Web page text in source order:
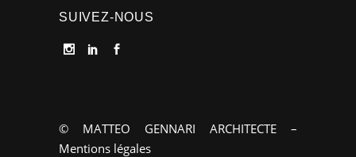
SUIVEZ-NOUS
© MATTEO GENNARI ARCHITECTE –
Mentions légales